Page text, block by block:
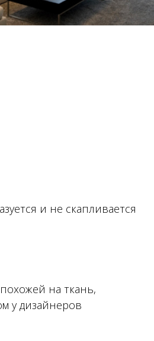
и не скапливается
на ткань,
у дизайнеров